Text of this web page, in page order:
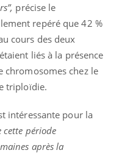
précise le
repéré que 42 %
cours des deux
liés à la présence
chromosomes chez le
triploïdie.
intéressante pour la
cette période
après la